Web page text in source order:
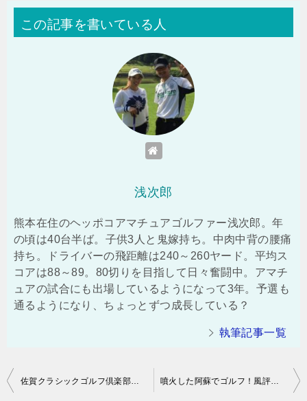
この記事を書いている人
浅次郎
熊本在住のヘッポコアマチュアゴルファー浅次郎。年
の頃は40台半ば。子供3人と鬼嫁持ち。中肉中背の腰痛
持ち。ドライバーの飛距離は240～260ヤード。平均ス
コアは88～89。80切りを目指して日々奮闘中。アマチ
ュアの試合にも出場しているようになって3年。予選も
通るようになり、ちょっとずつ成長している？
執筆記事一覧
投
佐賀クラシックゴルフ倶楽部（2015年）のキャディはかわいい？ 噴火した阿蘇でゴルフ！風評被害が心配だけど全く問題なし！